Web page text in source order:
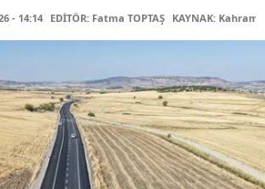
- 14:14 EDİTÖR: Fatma TOPTAŞ KAYNAK: